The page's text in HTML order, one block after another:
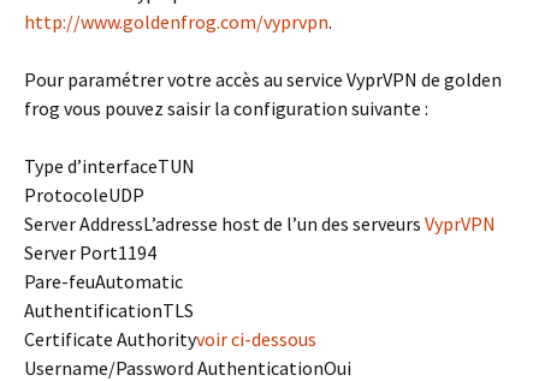
http://www.goldenfrog.com/vyprvpn.
Pour paramétrer votre accès au service VyprVPN de golden
frog vous pouvez saisir la configuration suivante :
Type d’interfaceTUN
ProtocoleUDP
Server AddressL’adresse host de l’un des serveurs VyprVPN
Server Port1194
Pare-feuAutomatic
AuthentificationTLS
Certificate Authorityvoir ci-dessous
Username/Password AuthenticationOui